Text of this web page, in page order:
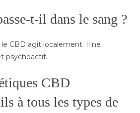
t-il dans le sang ?
le CBD agit localement. Il ne
psychoactif.
CBD
à tous les types de